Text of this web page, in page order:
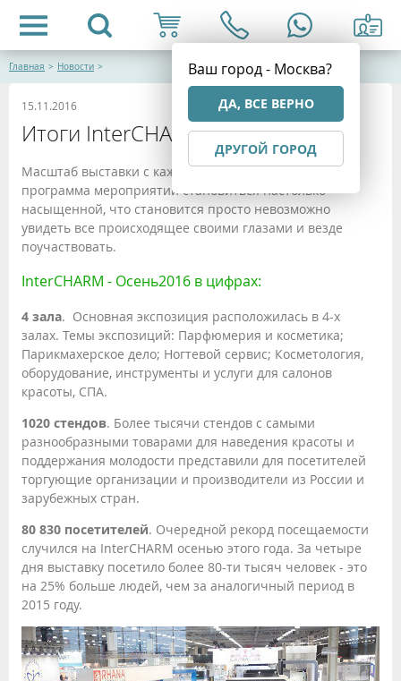
Ваш город - Москва?
ДА, ВСЕ ВЕРНО
ДРУГОЙ ГОРОД
Главная > Новости >
15.11.2016
Итоги InterCHARM октябрь 2016
Масштаб выставки с каждым разом увеличивается,
программа мероприятий становиться настолько
насыщенной, что становится просто невозможно
увидеть все происходящее своими глазами и везде
поучаствовать.
InterCHARM - Осень2016 в цифрах:
4 зала. Основная экспозиция расположилась в 4-х
залах. Темы экспозиций: Парфюмерия и косметика;
Парикмахерское дело; Ногтевой сервис; Косметология,
оборудование, инструменты и услуги для салонов
красоты, СПА.
1020 стендов. Более тысячи стендов с самыми
разнообразными товарами для наведения красоты и
поддержания молодости представили для посетителей
торгующие организации и производители из России и
зарубежных стран.
80 830 посетителей. Очередной рекорд посещаемости
случился на InterCHARM осенью этого года. За четыре
дня выставку посетило более 80-ти тысяч человек - это
на 25% больше людей, чем за аналогичный период в
2015 году.